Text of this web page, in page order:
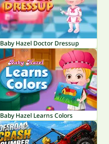
Baby Hazel Doctor Dressup
Baby Hazel Learns Colors